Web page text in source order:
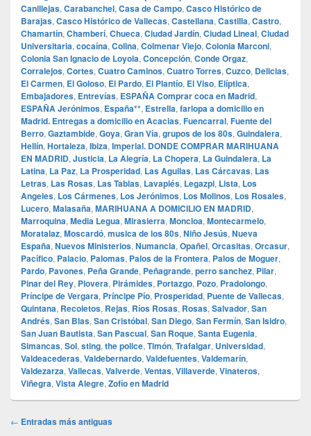
Canillejas, Carabanchel, Casa de Campo, Casco Histórico de
Barajas, Casco Histórico de Vallecas, Castellana, Castilla, Castro,
Chamartín, Chamberí, Chueca, Ciudad Jardín, Ciudad Lineal, Ciudad
Universitaria, cocaína, Colina, Colmenar Viejo, Colonia Marconi,
Colonia San Ignacio de Loyola, Concepción, Conde Orgaz,
Corralejos, Cortes, Cuatro Caminos, Cuatro Torres, Cuzco, Delicias,
El Carmen, El Goloso, El Pardo, El Plantío, El Viso, Elíptica,
Embajadores, Entrevías, ESPAÑA Comprar coca en Madrid,
ESPAÑA Jerónimos, España**, Estrella, farlopa a domicilio en
Madrid. Entregas a domicilio en Acacias, Fuencarral, Fuente del
Berro, Gaztambide, Goya, Gran Vía, grupos de los 80s, Guindalera,
Hellín, Hortaleza, Ibiza, Imperial. DONDE COMPRAR MARIHUANA
EN MADRID, Justicia, La Alegría, La Chopera, La Guindalera, La
Latina, La Paz, La Prosperidad, Las Aguilas, Las Cárcavas, Las
Letras, Las Rosas, Las Tablas, Lavapiés, Legazpi, Lista, Los
Angeles, Los Cármenes, Los Jerónimos, Los Molinos, Los Rosales,
Lucero, Malasaña, MARIHUANA A DOMICILIO EN MADRID,
Marroquina, Media Legua, Mirasierra, Moncloa, Montecarmelo,
Moratalaz, Moscardó, musica de los 80s, Niño Jesús, Nueva
España, Nuevos Ministerios, Numancia, Opañel, Orcasitas, Orcasur,
Pacífico, Palacio, Palomas, Palos de la Frontera, Palos de Moguer,
Pardo, Pavones, Peña Grande, Peñagrande, perro sanchez, Pilar,
Pinar del Rey, Piovera, Pirámides, Portazgo, Pozo, Pradolongo,
Príncipe de Vergara, Príncipe Pío, Prosperidad, Puente de Vallecas,
Quintana, Recoletos, Rejas, Ríos Rosas, Rosas, Salvador, San
Andrés, San Blas, San Cristóbal, San Diego, San Fermín, San Isidro,
San Juan Bautista, San Pascual, San Roque, Santa Eugenia,
Simancas, Sol, sting, the police, Timón, Trafalgar, Universidad,
Valdeacederas, Valdebernardo, Valdefuentes, Valdemarín,
Valdezarza, Vallecas, Valverde, Ventas, Villaverde, Vinateros,
Viñegra, Vista Alegre, Zofío en Madrid
Navegación
← Entradas más antiguas